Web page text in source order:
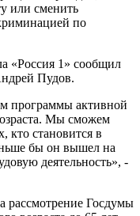
или сменить
по
«Россия 1» сообщил
Пудов.
программы активной
Мы сможем
кто становится в
бы он вышел на
деятельность», -
рассмотрение Госдумы